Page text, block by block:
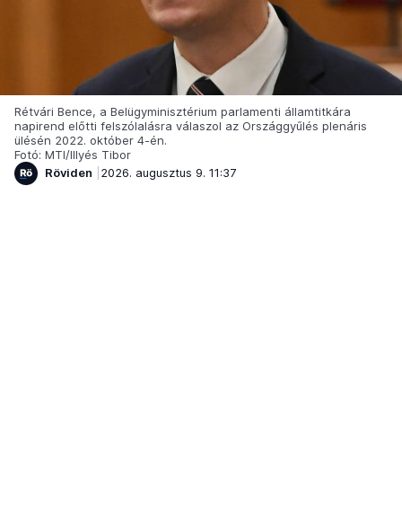
Rétvári Bence, a Belügyminisztérium parlamenti államtitkára
napirend előtti felszólalásra válaszol az Országgyűlés plenáris
ülésén 2022. október 4-én.
Fotó: MTI/Illyés Tibor
Röviden
2026. augusztus 9. 11:37